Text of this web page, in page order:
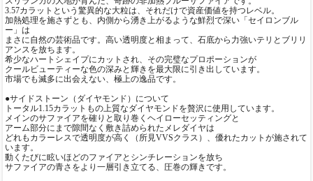
3.57カラットという驚異的な大粒は、それだけで資産価値を持つレベル。
加熱処理を施さずとも、内側から湧き上がるような鮮烈で深い「セイロンブル
ー」は
まさに自然の芸術品です。高い透明度と相まって、石底から力強いテリとブリリ
アンスを放ちます。
希少なハートシェイプにカットされ、その完璧なプロポーションが
クールビューティーな色の深みと輝きを最大限に引き出しています。
市場でも滅多に出会えない、極上の逸品です。
●サイドストーン（ダイヤモンド）について
トータル1.15カラットもの上質なダイヤモンドを贅沢に使用しています。
メインのサファイアを確りと取り巻くヘイローセッティングと
アーム部分にまで隙間なく敷き詰められたメレダイヤは
どれもカラーレスで透明度が高く（所見VVSクラス）、優れたカットが施されて
います。
動くたびに眩いほどのファイアとシンチレーションを放ち
サファイアの青さをより一層引き立てる、圧巻の輝きです。